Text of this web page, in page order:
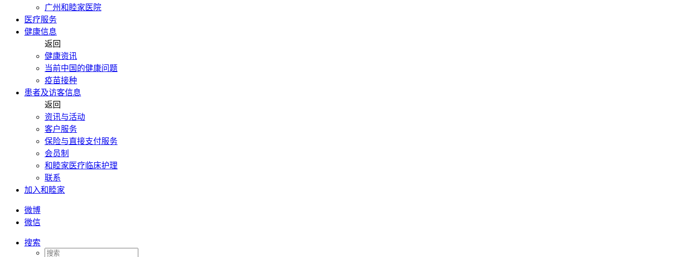
广州和睦家医院
医疗服务
健康信息
返回
健康资讯
当前中国的健康问题
疫苗接种
患者及访客信息
返回
资讯与活动
客户服务
保险与直接支付服务
会员制
和睦家医疗临床护理
联系
加入和睦家
微博
微信
搜索